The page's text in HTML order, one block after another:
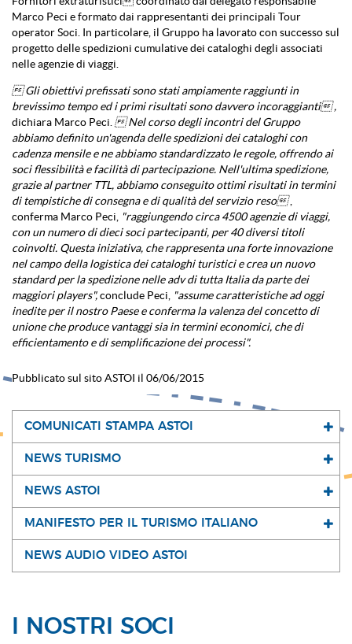
Marco Peci e formato dai rappresentanti dei principali Tour
operator Soci. In particolare, il Gruppo ha lavorato con successo sul
progetto delle spedizioni cumulative dei cataloghi degli associati
nelle agenzie di viaggi.
Gli obiettivi prefissati sono stati ampiamente raggiunti in
brevissimo tempo ed i primi risultati sono davvero incoraggianti ,
dichiara Marco Peci. Nel corso degli incontri del Gruppo
abbiamo definito un'agenda delle spedizioni dei cataloghi con
cadenza mensile e ne abbiamo standardizzato le regole, offrendo ai
soci flessibilità e facilità di partecipazione. Nell'ultima spedizione,
grazie al partner TTL, abbiamo conseguito ottimi risultati in termini
di tempistiche di consegna e di qualità del servizio reso
conferma Marco Peci,
"raggiungendo circa 4500 agenzie di viaggi,
con un numero di dieci soci partecipanti, per 40 diversi titoli
coinvolti. Questa iniziativa, che rappresenta una forte innovazione
nel campo della logistica dei cataloghi turistici e crea un nuovo
standard per la spedizione nelle adv di tutta Italia da parte dei
maggiori players",conclude Peci,
"assume caratteristiche ad oggi
inedite per il nostro Paese e conferma la valenza del concetto di
unione che produce vantaggi sia in termini economici, che di
efficientamento e di semplificazione dei processi".
Pubblicato sul sito ASTOI il 06/06/2015
COMUNICATI STAMPA ASTOI
NEWS TURISMO
NEWS ASTOI
MANIFESTO PER IL TURISMO ITALIANO
NEWS AUDIO VIDEO ASTOI
I NOSTRI SOCI